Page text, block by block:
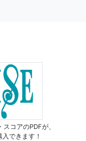
コアのPDFが、
できます！